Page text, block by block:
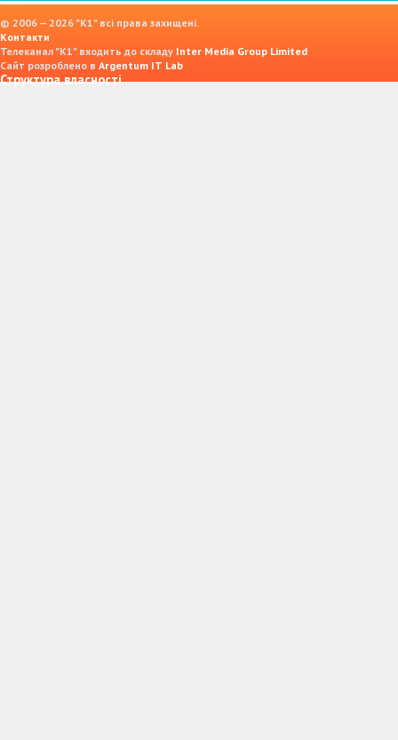
© 2006 — 2026 "K1" всі права захищені.
Контакти
Телеканал "К1" входить до складу Inter Media Group Limited
Сайт розроблено в Argentum IT Lab
Структура власності